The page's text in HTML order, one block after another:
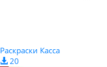
Раскраски Касса
20